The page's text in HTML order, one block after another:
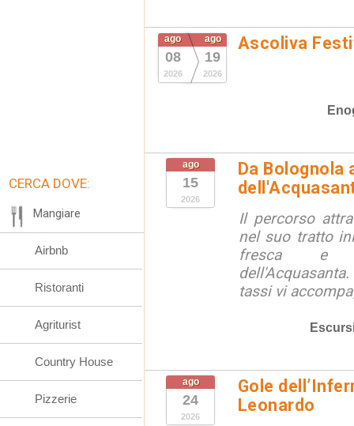
ago
08
2026
ago
19
2026
Ascoliva
ago
15
2026
Da Bolognola
Il percorso
nel suo tratto
fresca e
tassi vi
ago
24
2026
Gole
Leonardo
CERCA DOVE:
Mangiare
Airbnb
Ristoranti
Agriturist
Country House
Pizzerie